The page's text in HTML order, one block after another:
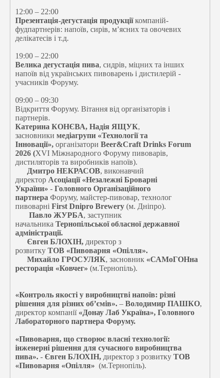
12:00 – 22:00
Презентація-дегустація продукціїкомпаній-
фудпартнерів: напоїв, сирів, м’ясних та овочевих
делікатесів і т.д.
19:00 – 22:00
Велика дегустація пива, сидрів, міцних та інших
напоїв від українських пивоварень і дистилерій -
учасників Форуму.
09:00 – 09:30
Відкриття Форуму. Вітання від організаторів і
партнерів.
Катерина КОНЄВА, Надія ЯЩУК,
засновники медіагрупи «Технології та
Інновації», організатори Beer&Craft Drinks Forum
2026 (XVI Міжнародного Форуму пивоварів,
дистиляторів та виробників напоїв).
Дмитро НЕКРАСОВ, виконавчий
директор Асоціації «Незалежні Броварні
України» - Головного Організаційного
партнера Форуму, майстер-пивовар, технолог
пивоварні First Dnipro Brewery (м. Дніпро).
Павло ЖУРБА, заступник
начальника Тернопільської обласної державної
адміністрації.
Євген БЛОХІН, директор з
розвитку ТОВ «Пивоварня «Опілля».
Михайло ГРОСУЛЯК, засновник «САМоГОНна
ресторація «Ковчег» (м.Тернопіль).
«Контроль якості у виробництві напоїв: різні
рішення для різних об’ємів». – Володимир ПАШКО,
директор компанії «Донау Лаб Україна», Головного
Лабораторного партнера Форуму.
«Пивоварня, що створює власні технології:
інженерні рішення для сучасного виробництва
пива». - Євген БЛОХІН, директор з розвитку ТОВ
«Пивоварня «Опілля» (м.Тернопіль).